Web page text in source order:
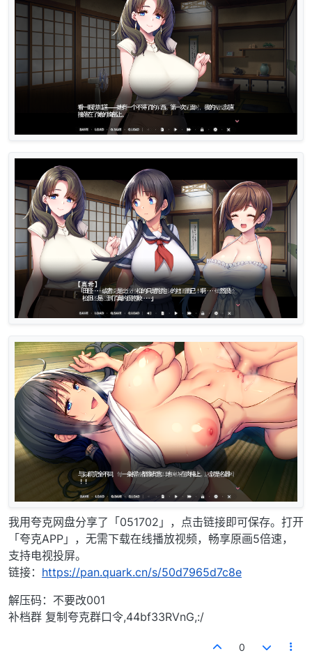
我用夸克网盘分享了「051702」，点击链接即可保存。打开
「夸克APP」，无需下载在线播放视频，畅享原画5倍速，
支持电视投屏。
链接： https://pan.quark.cn/s/50d7965d7c8e
解压码：不要改001
补档群 复制夸克群口令,44bf33RVnG,:/
0